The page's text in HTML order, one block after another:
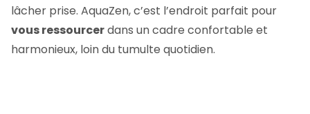
lâcher prise. AquaZen, c’est l’endroit parfait pour
vous ressourcerdans un cadre confortable et
harmonieux, loin du tumulte quotidien.